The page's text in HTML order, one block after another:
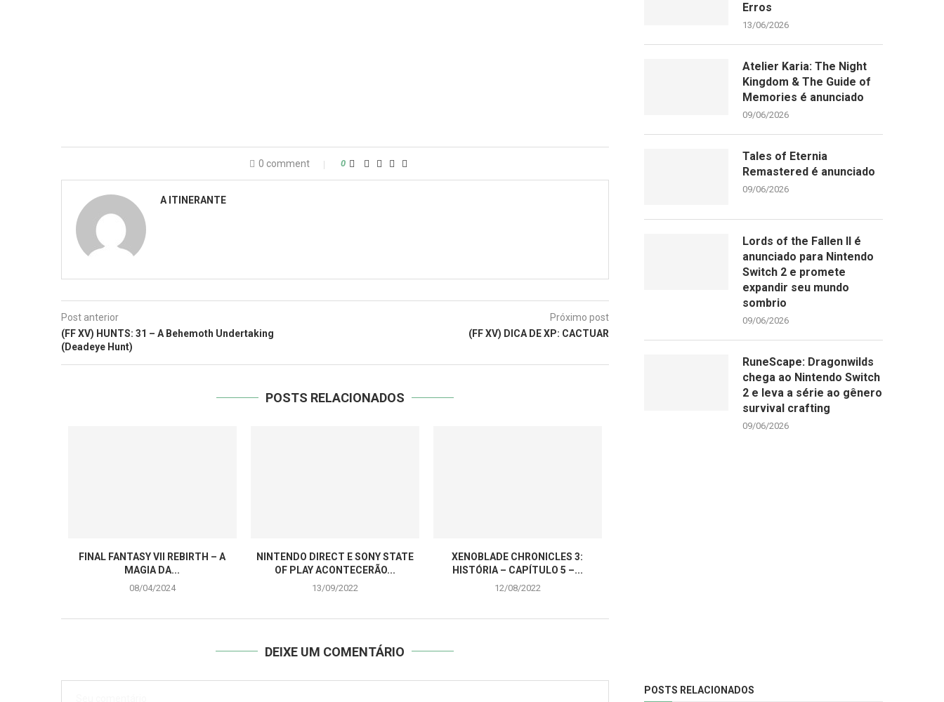
0 comment 0
A ITINERANTE
Post anterior
(FF XV) HUNTS: 31 – A Behemoth Undertaking
(Deadeye Hunt)
Próximo post
(FF XV) DICA DE XP: CACTUAR
POSTS RELACIONADOS
FINAL FANTASY VII REBIRTH – A
MAGIA DA...
08/04/2024
NINTENDO DIRECT E SONY STATE
OF PLAY ACONTECERÃO...
13/09/2022
XENOBLADE CHRONICLES 3:
HISTÓRIA – CAPÍTULO 5 –...
12/08/2022
DEIXE UM COMENTÁRIO
Erros
13/06/2026
Atelier Karia: The Night
Kingdom & The Guide of
Memories é anunciado
09/06/2026
Tales of Eternia
Remastered é anunciado
09/06/2026
Lords of the Fallen II é
anunciado para Nintendo
Switch 2 e promete
expandir seu mundo
sombrio
09/06/2026
RuneScape: Dragonwilds
chega ao Nintendo Switch
2 e leva a série ao gênero
survival crafting
09/06/2026
POSTS RELACIONADOS